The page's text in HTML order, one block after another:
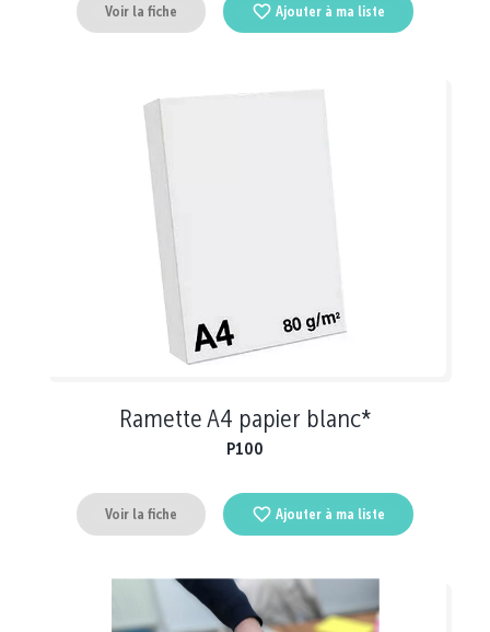
Voir la fiche Ajouter à ma liste
Ramette A4 papier blanc*
P100
Voir la fiche Ajouter à ma liste